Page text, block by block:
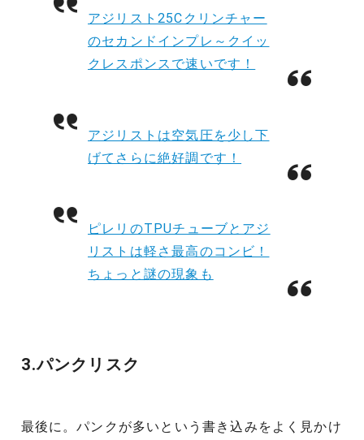
アジリスト25Cクリンチャー
のセカンドインプレ～クイッ
クレスポンスで速いです！
アジリストは空気圧を少し下
げてさらに絶好調です！
ピレリのTPUチューブとアジ
リストは軽さ最高のコンビ！
ちょっと謎の現象も
3.パンクリスク
最後に。パンクが多いという書き込みをよく見かけ